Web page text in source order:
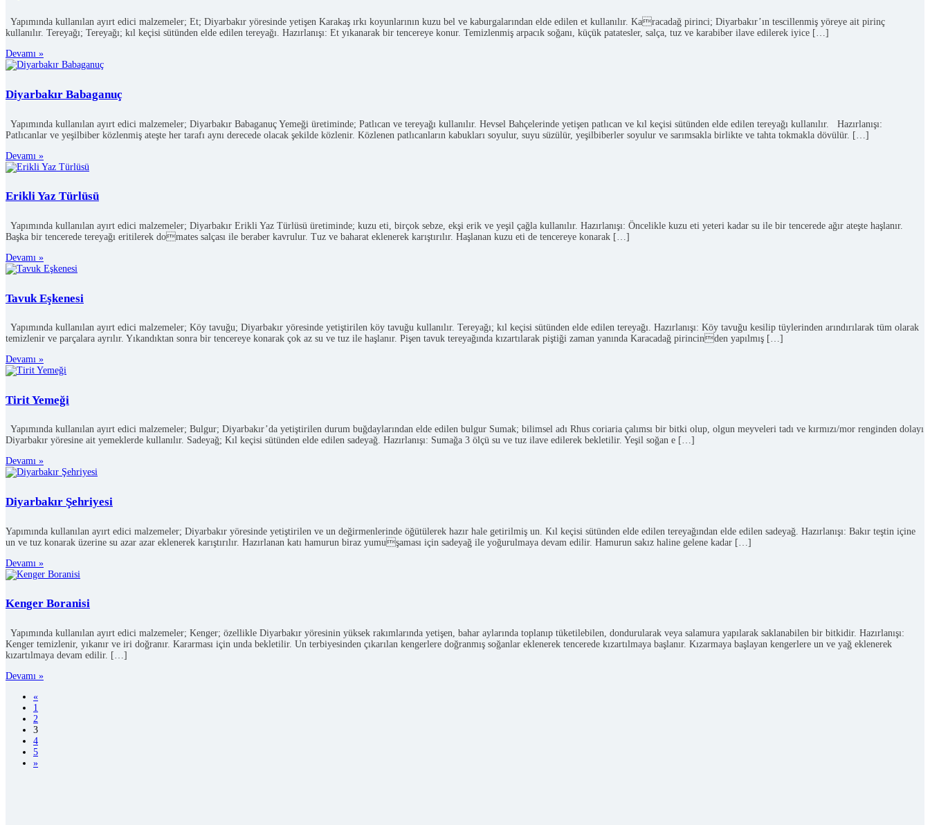
Yapımında kullanılan ayırt edici malzemeler; Et; Diyarbakır yöresinde yetişen Karakaş ırkı koyunlarının kuzu bel ve kaburgalarından elde edilen et kullanılır. Karacadağ pirinci; Diyarbakır’ın tescillenmiş yöreye ait pirinç
kullanılır. Tereyağı; Tereyağı; kıl keçisi sütünden elde edilen tereyağı. Hazırlanışı: Et yıkanarak bir tencereye konur. Temizlenmiş arpacık soğanı, küçük patatesler, salça, tuz ve karabiber ilave edilerek iyice […]
Devamı »
Diyarbakır Babaganuç
Yapımında kullanılan ayırt edici malzemeler; Diyarbakır Babaganuç Yemeği üretiminde; Patlıcan ve tereyağı kullanılır. Hevsel Bahçelerinde yetişen patlıcan ve kıl keçisi sütünden elde edilen tereyağı kullanılır. Hazırlanışı:
Patlıcanlar ve yeşilbiber közlenmiş ateşte her tarafı aynı derecede olacak şekilde közlenir. Közlenen patlıcanların kabukları soyulur, suyu süzülür, yeşilbiberler soyulur ve sarımsakla birlikte ve tahta tokmakla dövülür. […]
Devamı »
Erikli Yaz Türlüsü
Yapımında kullanılan ayırt edici malzemeler; Diyarbakır Erikli Yaz Türlüsü üretiminde; kuzu eti, birçok sebze, ekşi erik ve yeşil çağla kullanılır. Hazırlanışı: Öncelikle kuzu eti yeteri kadar su ile bir tencerede ağır ateşte haşlanır.
Başka bir tencerede tereyağı eritilerek domates salçası ile beraber kavrulur. Tuz ve baharat eklenerek karıştırılır. Haşlanan kuzu eti de tencereye konarak […]
Devamı »
Tavuk Eşkenesi
Yapımında kullanılan ayırt edici malzemeler; Köy tavuğu; Diyarbakır yöresinde yetiştirilen köy tavuğu kullanılır. Tereyağı; kıl keçisi sütünden elde edilen tereyağı. Hazırlanışı: Köy tavuğu kesilip tüylerinden arındırılarak tüm olarak
temizlenir ve parçalara ayrılır. Yıkandıktan sonra bir tencereye konarak çok az su ve tuz ile haşlanır. Pişen tavuk tereyağında kızartılarak piştiği zaman yanında Karacadağ pirincinden yapılmış […]
Devamı »
Tirit Yemeği
Yapımında kullanılan ayırt edici malzemeler; Bulgur; Diyarbakır’da yetiştirilen durum buğdaylarından elde edilen bulgur Sumak; bilimsel adı Rhus coriaria çalımsı bir bitki olup, olgun meyveleri tadı ve kırmızı/mor renginden dolayı
Diyarbakır yöresine ait yemeklerde kullanılır. Sadeyağ; Kıl keçisi sütünden elde edilen sadeyağ. Hazırlanışı: Sumağa 3 ölçü su ve tuz ilave edilerek bekletilir. Yeşil soğan e […]
Devamı »
Diyarbakır Şehriyesi
Yapımında kullanılan ayırt edici malzemeler; Diyarbakır yöresinde yetiştirilen ve un değirmenlerinde öğütülerek hazır hale getirilmiş un. Kıl keçisi sütünden elde edilen tereyağından elde edilen sadeyağ. Hazırlanışı: Bakır teştin içine
un ve tuz konarak üzerine su azar azar eklenerek karıştırılır. Hazırlanan katı hamurun biraz yumuşaması için sadeyağ ile yoğurulmaya devam edilir. Hamurun sakız haline gelene kadar […]
Devamı »
Kenger Boranisi
Yapımında kullanılan ayırt edici malzemeler; Kenger; özellikle Diyarbakır yöresinin yüksek rakımlarında yetişen, bahar aylarında toplanıp tüketilebilen, dondurularak veya salamura yapılarak saklanabilen bir bitkidir. Hazırlanışı:
Kenger temizlenir, yıkanır ve iri doğranır. Kararması için unda bekletilir. Un terbiyesinden çıkarılan kengerlere doğranmış soğanlar eklenerek tencerede kızartılmaya başlanır. Kızarmaya başlayan kengerlere un ve yağ eklenerek
kızartılmaya devam edilir. […]
Devamı »
«
1
2
3
4
5
»